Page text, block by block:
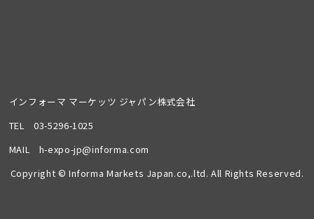
インフォーマ マーケッツ ジャパン株式会社
TEL03-5296-1025
MAIL h-expo-jp@informa.com
Copyright © Informa Markets Japan.co,.ltd. All Rights Reserved.